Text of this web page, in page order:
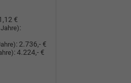
€
:
: 2.736,- €
:4.224,- €